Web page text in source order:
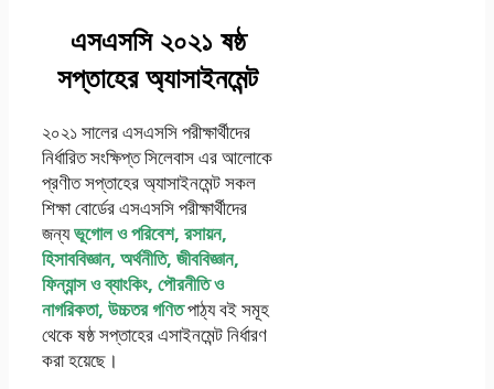
এসএসসি ২০২১ ষষ্ঠ
সপ্তাহের অ্যাসাইনমেন্ট
২০২১ সালের এসএসসি পরীক্ষার্থীদের
নির্ধারিত সংক্ষিপ্ত সিলেবাস এর আলোকে
প্রণীত সপ্তাহের অ্যাসাইনমেন্ট সকল
শিক্ষা বোর্ডের এসএসসি পরীক্ষার্থীদের
জন্যভূগোল ও পরিবেশ, রসায়ন,
হিসাববিজ্ঞান, অর্থনীতি, জীববিজ্ঞান,
ফিন্যান্স ও ব্যাংকিং, পৌরনীতি ও
নাগরিকতা, উচ্চতর গণিতপাঠ্য বই সমূহ
থেকে ষষ্ঠ সপ্তাহের এসাইনমেন্ট নির্ধারণ
করা হয়েছে।